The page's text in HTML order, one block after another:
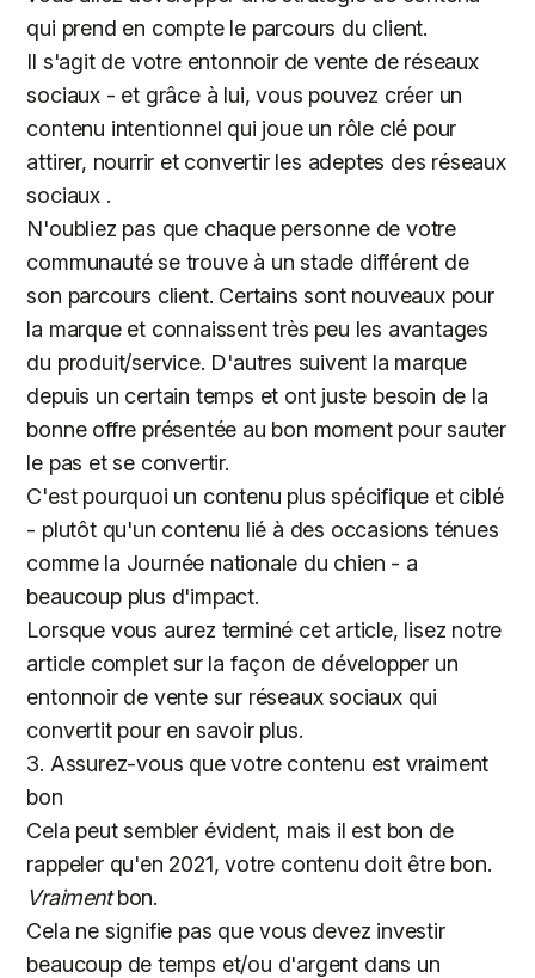
qui prend en compte le parcours du client.
Il s'agit de votre entonnoir de vente de réseaux
sociaux - et grâce à lui, vous pouvez créer un
contenu intentionnel qui joue un rôle clé pour
attirer, nourrir et convertir les adeptes des réseaux
sociaux .
N'oubliez pas que chaque personne de votre
communauté se trouve à un stade différent de
son parcours client. Certains sont nouveaux pour
la marque et connaissent très peu les avantages
du produit/service. D'autres suivent la marque
depuis un certain temps et ont juste besoin de la
bonne offre présentée au bon moment pour sauter
le pas et se convertir.
C'est pourquoi un contenu plus spécifique et ciblé
- plutôt qu'un contenu lié à des occasions ténues
comme la Journée nationale du chien - a
beaucoup plus d'impact.
Lorsque vous aurez terminé cet article, lisez notre
article complet sur la façon de développer un
entonnoir de vente sur réseaux sociaux qui
convertit pour en savoir plus.
3. Assurez-vous que votre contenu est vraiment
bon
Cela peut sembler évident, mais il est bon de
rappeler qu'en 2021, votre contenu doit être bon.
Vraimentbon.
Cela ne signifie pas que vous devez investir
beaucoup de temps et/ou d'argent dans un